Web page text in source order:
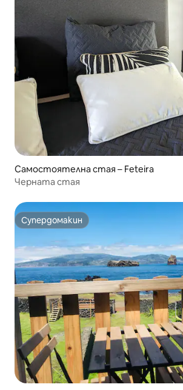
Самостоятелна стая – Feteira
Черната стая
Супердомакин
Супердомакин